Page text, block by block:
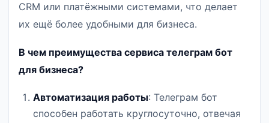
CRM или платёжными системами, что делает
их ещё более удобными для бизнеса.
В чем преимущества сервиса телеграм бот
для бизнеса?
Автоматизация работы: Телеграм бот
способен работать круглосуточно, отвечая